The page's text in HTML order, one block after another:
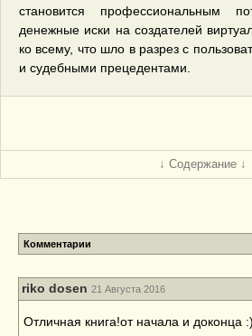
становится профессиональным
денежные иски на создателей
ко всему, что шло в разрез с
и судебными прецедентами.
↓ Содержание ↓
Комментарии
riko dosen 21 Августа 2016
Отличная книга!от начала и доконца :)